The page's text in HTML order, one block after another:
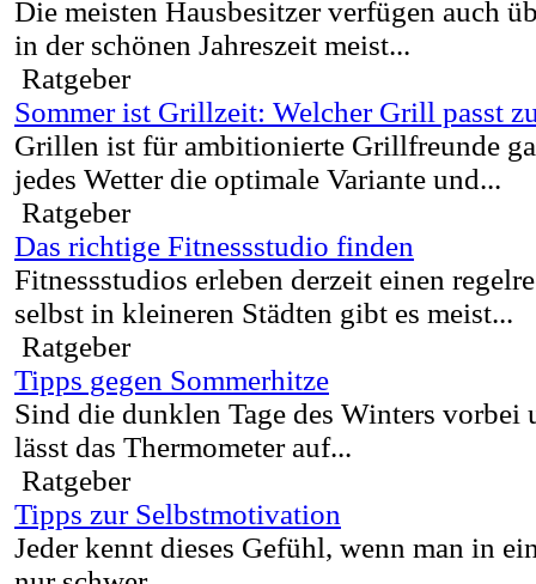
Die meisten Hausbesitzer verfügen auch
in der schönen Jahreszeit meist...
Ratgeber
Sommer ist Grillzeit: Welcher Grill passt
Grillen ist für ambitionierte Grillfreunde
jedes Wetter die optimale Variante und...
Ratgeber
Das richtige Fitnessstudio finden
Fitnessstudios erleben derzeit einen
selbst in kleineren Städten gibt es meist...
Ratgeber
Tipps gegen Sommerhitze
Sind die dunklen Tage des Winters vorbei
lässt das Thermometer auf...
Ratgeber
Tipps zur Selbstmotivation
Jeder kennt dieses Gefühl, wenn man in